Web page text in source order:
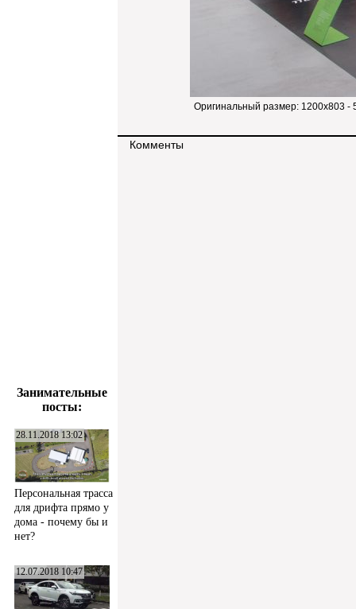
Занимательные
посты:
28.11.2018 13:02
Персональная трасса
для дрифта прямо у
дома - почему бы и
нет?
12.07.2018 10:47
Оригинальный размер: 1200x803 -
Комменты